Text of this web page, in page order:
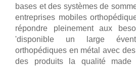
bases et des systèmes de
entreprises mobiles
répondre pleinement aux
'disponible un large
orthopédiques en métal avec
des produits la qualité made